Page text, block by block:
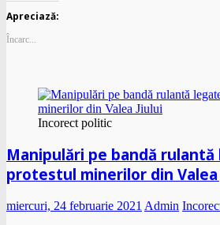
Apreciază:
Încarc...
Incorect politic
Manipulări pe bandă
protestul minerilor din Valea
miercuri, 24 februarie 2021 Admin